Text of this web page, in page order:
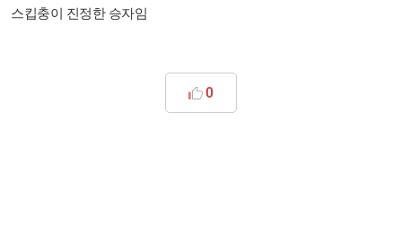
스킵충이 진정한 승자임
0